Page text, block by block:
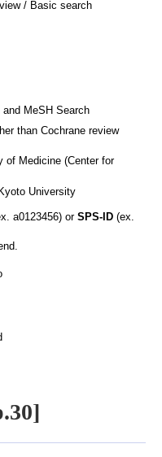
/ Basic search
MeSH Search
than Cochrane review
of Medicine (Center for
University
a0123456) orSPS-ID(ex.